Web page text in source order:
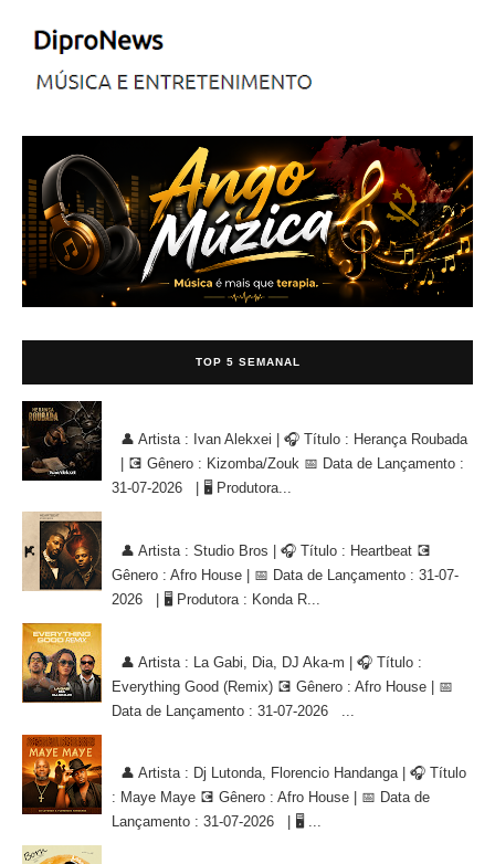
TOP 5 SEMANAL
👤 Artista : Ivan Alekxei | 🎧 Título : Herança Roubada
| 💽 Gênero : Kizomba/Zouk 📅 Data de Lançamento :
31-07-2026 | 🖥 Produtora...
👤 Artista : Studio Bros | 🎧 Título : Heartbeat 💽
Gênero : Afro House | 📅 Data de Lançamento : 31-07-
2026 | 🖥 Produtora : Konda R...
👤 Artista : La Gabi, Dia, DJ Aka-m | 🎧 Título :
Everything Good (Remix) 💽 Gênero : Afro House | 📅
Data de Lançamento : 31-07-2026 ...
👤 Artista : Dj Lutonda, Florencio Handanga | 🎧 Título
: Maye Maye 💽 Gênero : Afro House | 📅 Data de
Lançamento : 31-07-2026 | 🖥 ...